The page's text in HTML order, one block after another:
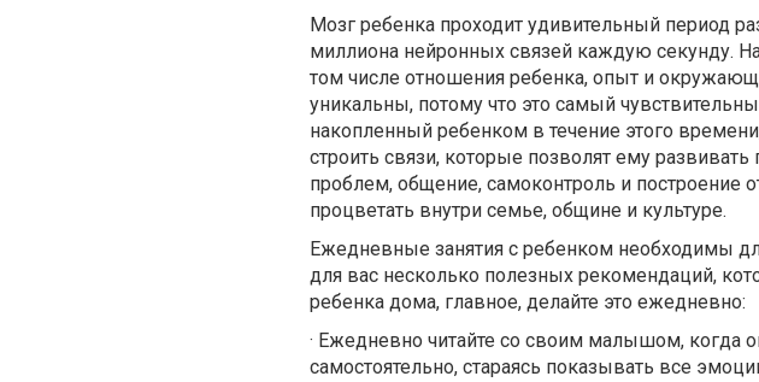
Мозг ребенка проходит удивительный период
миллиона нейронных связей каждую секунду.
том числе отношения ребенка, опыт и
уникальны, потому что это самый
накопленный ребенком в течение этого
строить связи, которые позволят ему
проблем, общение, самоконтроль и построение
процветать внутри семье, общине и культуре.
Ежедневные занятия с ребенком необходимы
для вас несколько полезных рекомендаций,
ребенка дома, главное, делайте это ежедневно:
· Ежедневно читайте со своим малышом, когда
самостоятельно, стараясь показывать все